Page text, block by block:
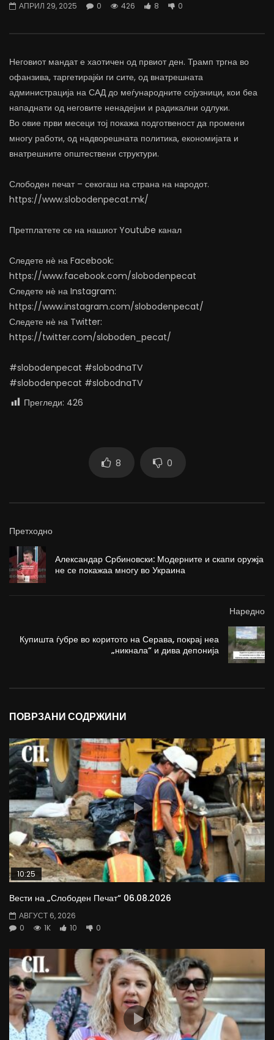
АПРИЛ 29, 2025 0 426 8 0
Неговиот мандат е хаотичен од првиот ден. Трамп тргна во
офанзива, таргетирајќи ги сите, од внатрешната
администрација на САД до меѓународните сојузници, кои беа
нападнати од неговите ненадејни и радикални одлуки.
Во овие први месеци тој покажа подготвеност да промени
многу работи, од надворешната политика, економијата и
внатрешните општествени структури.
Слободен печат – секогаш на страна на народот.
https://www.slobodenpecat.mk/
Претплатете се на нашиот Youtube канал
Следете нѐ на Facebook:
https://www.facebook.com/slobodenpecat
Следете нѐ на Instagram:
https://www.instagram.com/slobodenpecat/
Следете нѐ на Twitter:
https://twitter.com/sloboden_pecat/
#slobodenpecat #slobodnaTV
#slobodenpecat #slobodnaTV
Прегледи: 426
8 0
Претходно
Александар Србиновски: Модерните и скапи оружја
не се покажаа многу во Украина
Наредно
Купишта ѓубре во коритото на Серава, покрај неа
„никнала“ и дива депонија
ПОВРЗАНИ СОДРЖИНИ
10:25
Вести на „Слободен Печат“ 06.08.2026
АВГУСТ 6, 2026
0
1K 10 0